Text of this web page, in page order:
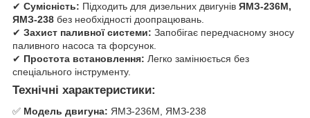
✔ Сумісність: Підходить для дизельних двигунів ЯМЗ-236М,
ЯМЗ-238 без необхідності доопрацювань.
✔ Захист паливної системи: Запобігає передчасному зносу
паливного насоса та форсунок.
✔ Простота встановлення: Легко замінюється без
спеціального інструменту.
Технічні характеристики:
✅ Модель двигуна: ЯМЗ-236М, ЯМЗ-238